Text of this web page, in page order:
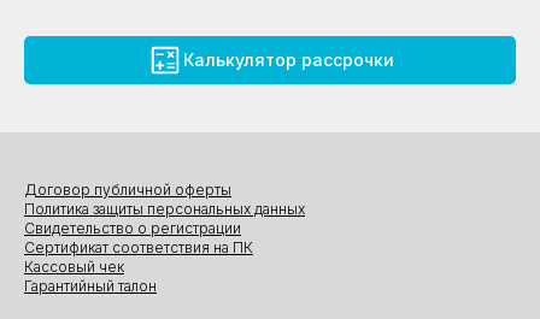
Калькулятор рассрочки
Договор публичной оферты
Политика защиты персональных данных
Свидетельство о регистрации
Сертификат соответствия на ПК
Кассовый чек
Гарантийный талон